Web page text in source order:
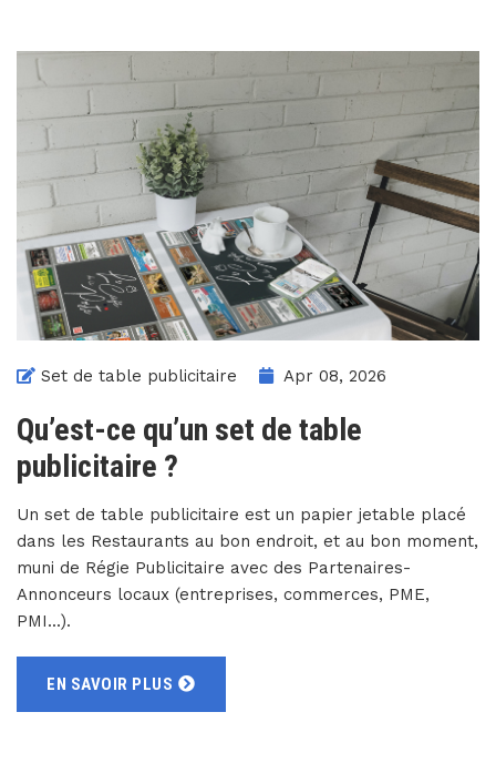
Set de table publicitaire Apr 08, 2026
Qu’est-ce qu’un set de table
publicitaire ?
Un set de table publicitaire est un papier jetable placé
dans les Restaurants au bon endroit, et au bon moment,
muni de Régie Publicitaire avec des Partenaires-
Annonceurs locaux (entreprises, commerces, PME,
PMI...).
EN SAVOIR PLUS